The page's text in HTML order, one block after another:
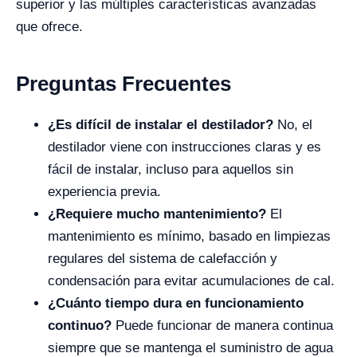
superior y las múltiples características avanzadas
que ofrece.
Preguntas Frecuentes
¿Es difícil de instalar el destilador? No, el
destilador viene con instrucciones claras y es
fácil de instalar, incluso para aquellos sin
experiencia previa.
¿Requiere mucho mantenimiento? El
mantenimiento es mínimo, basado en limpiezas
regulares del sistema de calefacción y
condensación para evitar acumulaciones de cal.
¿Cuánto tiempo dura en funcionamiento
continuo? Puede funcionar de manera continua
siempre que se mantenga el suministro de agua